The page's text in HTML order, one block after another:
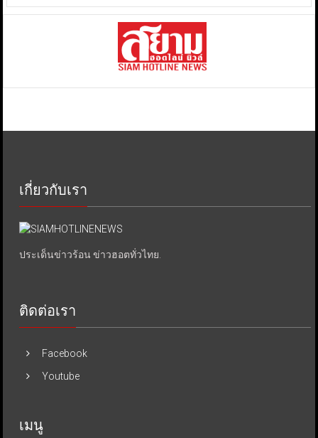
เกี่ยวกับเรา
ประเด็นข่าวร้อน ข่าวฮอตทั่วไทย.
ติดต่อเรา
Facebook
Youtube
เมนู